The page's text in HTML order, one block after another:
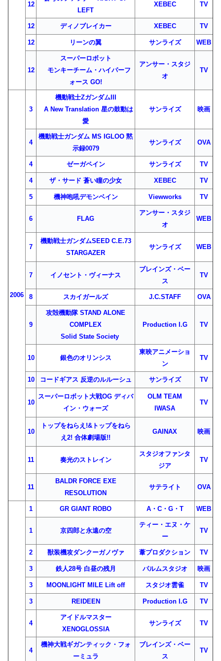
12
LEFT
XEBEC TV
12 ディノブレイカー XEBEC TV
12 リーンの翼 サンライズ WEB
12
スーパーロボット
モンキーチーム・ハイパーフ
ォース GO!
アンサー・スタジ
オ
TV
2006
3
機動戦士ΖガンダムIII
A New Translation 星の鼓動は
愛
サンライズ 映画
4
機動戦士ガンダム MS IGLOO 黙
示録0079
サンライズ OVA
4 ゼーガペイン サンライズ TV
4 ザ・サード 蒼い瞳の少女 XEBEC TV
5 機神咆吼デモンベイン Viewworks TV
6 FLAG
アンサー・スタジ
オ
WEB
7
機動戦士ガンダムSEED C.E.73
STARGAZER
サンライズ WEB
7 イノセント・ヴィーナス
ブレインズ・ベー
ス
TV
8 スカイガールズ J.C.STAFF OVA
9
攻殻機動隊 STAND ALONE
COMPLEX
Solid State Society
Production I.G TV
10 銀色のオリンシス
東映アニメーショ
ン
TV
10 コードギアス 反逆のルルーシュ サンライズ TV
10
スーパーロボット大戦OG ディバ
イン・ウォーズ
OLM TEAM
IWASA
TV
10
トップをねらえ!&トップをねら
え2! 合体劇場版!!
GAINAX 映画
11 奏光のストレイン
スタジオファンタ
ジア
TV
11
BALDR FORCE EXE
RESOLUTION
サテライト OVA
1 GR GIANT ROBO A・C・G・T WEB
1 京四郎と永遠の空
ティー・エヌ・ケ
ー
TV
2 獣装機攻ダンクーガノヴァ 葦プロダクション TV
3 鉄人28号 白昼の残月 パルムスタジオ 映画
3 MOONLIGHT MILE Lift off スタジオ雲雀 TV
3 REIDEEN Production I.G TV
4
アイドルマスター
XENOGLOSSIA
サンライズ TV
4
機神大戦ギガンティック・フォ
ーミュラ
ブレインズ・ベー
ス
TV